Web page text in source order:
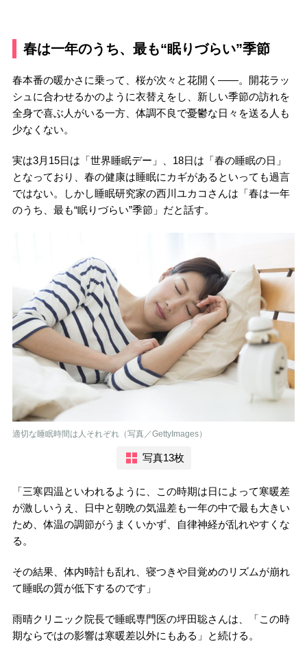
春は一年のうち、最も“眠りづらい”季節
春本番の暖かさに乗って、桜が次々と花開く――。開花ラッ
シュに合わせるかのように衣替えをし、新しい季節の訪れを
全身で喜ぶ人がいる一方、体調不良で憂鬱な日々を送る人も
少なくない。
実は3月15日は「世界睡眠デー」、18日は「春の睡眠の日」
となっており、春の健康は睡眠にカギがあるといっても過言
ではない。しかし睡眠研究家の西川ユカコさんは「春は一年
のうち、最も“眠りづらい”季節」だと話す。
適切な睡眠時間は人それぞれ（写真／GettyImages）
写真13枚
「三寒四温といわれるように、この時期は日によって寒暖差
が激しいうえ、日中と朝晩の気温差も一年の中で最も大きい
ため、体温の調節がうまくいかず、自律神経が乱れやすくな
る。
その結果、体内時計も乱れ、寝つきや目覚めのリズムが崩れ
て睡眠の質が低下するのです」
雨晴クリニック院長で睡眠専門医の坪田聡さんは、「この時
期ならではの影響は寒暖差以外にもある」と続ける。